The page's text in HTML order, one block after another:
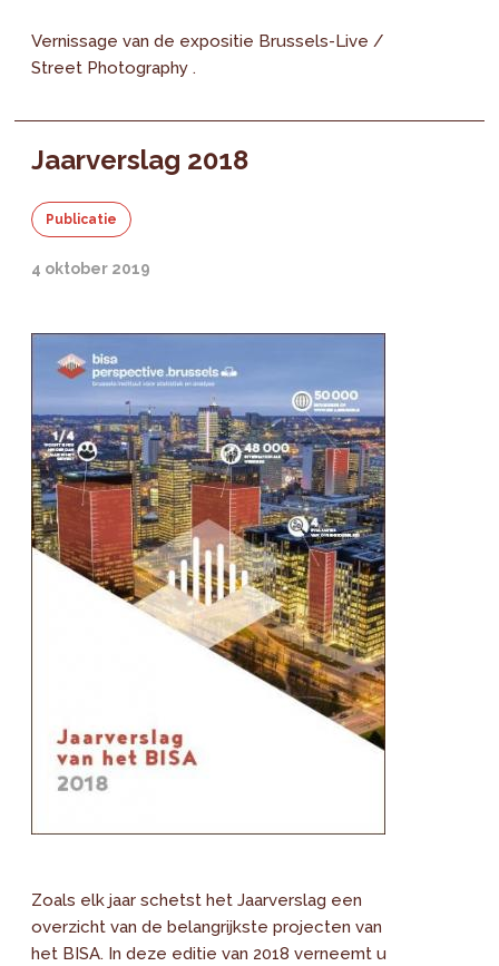
Vernissage van de expositie Brussels-Live /
Street Photography .
Jaarverslag 2018
Publicatie
4 oktober 2019
Zoals elk jaar schetst het Jaarverslag een
overzicht van de belangrijkste projecten van
het BISA. In deze editie van 2018 verneemt u